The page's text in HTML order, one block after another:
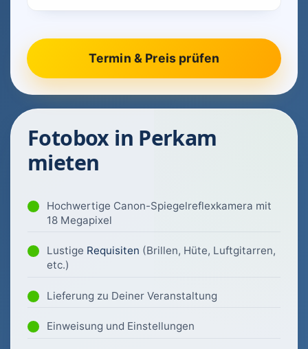
Fotobox in Perkam
mieten
Hochwertige Canon-Spiegelreflexkamera mit
18 Megapixel
Lustige Requisiten (Brillen, Hüte, Luftgitarren,
etc.)
Lieferung zu Deiner Veranstaltung
Einweisung und Einstellungen